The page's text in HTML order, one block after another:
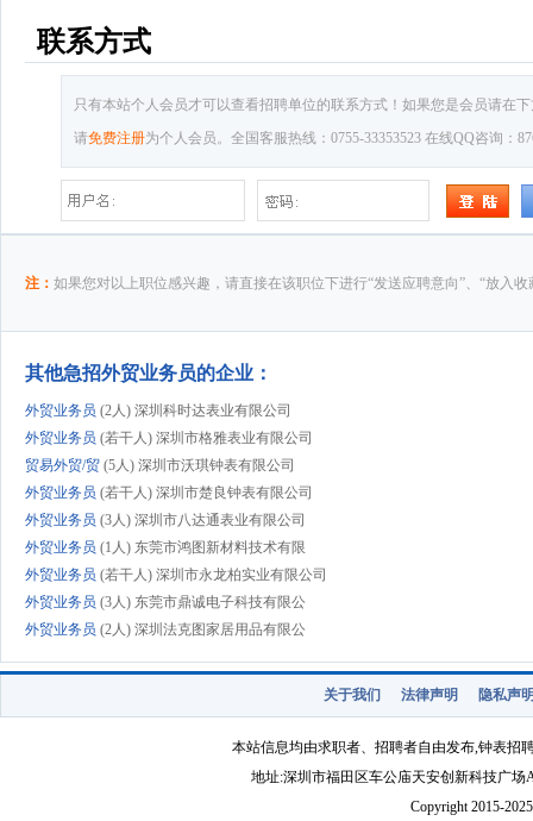
联系方式
只有本站个人会员才可以查看招聘单位的联系方式！如果您是会员请在
请免费注册为个人会员。全国客服热线：0755-33353523 在线QQ咨询：
注： 如果您对以上职位感兴趣，请直接在该职位下进行“发送应聘意向”、“放入
其他急招外贸业务员的企业：
外贸业务员 (2人) 深圳科时达表业有限公司
外贸业务员 (若干人) 深圳市格雅表业有限公司
贸易外贸/贸 (5人) 深圳市沃琪钟表有限公司
外贸业务员 (若干人) 深圳市楚良钟表有限公司
外贸业务员 (3人) 深圳市八达通表业有限公司
外贸业务员 (1人) 东莞市鸿图新材料技术有限
外贸业务员 (若干人) 深圳市永龙柏实业有限公司
外贸业务员 (3人) 东莞市鼎诚电子科技有限公
外贸业务员 (2人) 深圳法克图家居用品有限公
(2人) 深圳市埃帝诗钟表有限公司
(2人) 深圳市瑞美时表业有限公司
关于我们 法律声明 隐私声
本站信息均由求职者、招聘者自由发布,钟表招
地址:深圳市福田区车公庙天安创新科技广场
Copyright 2015-